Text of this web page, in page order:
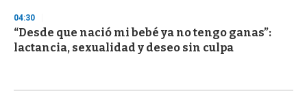
04:30
“Desde que nació mi bebé ya no tengo ganas”:
lactancia, sexualidad y deseo sin culpa